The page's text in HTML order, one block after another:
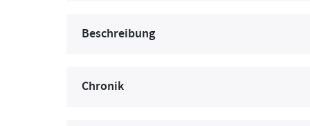
Beschreibung
Chronik